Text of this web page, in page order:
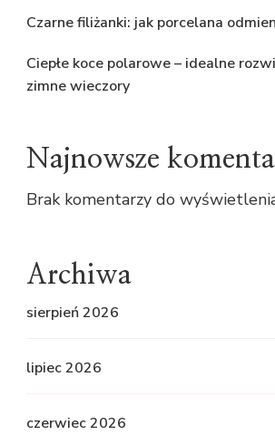
Czarne filiżanki: jak porcelana
Ciepłe koce polarowe – idealne
zimne wieczory
Najnowsze
Brak komentarzy do
Archiwa
sierpień 2026
lipiec 2026
czerwiec 2026